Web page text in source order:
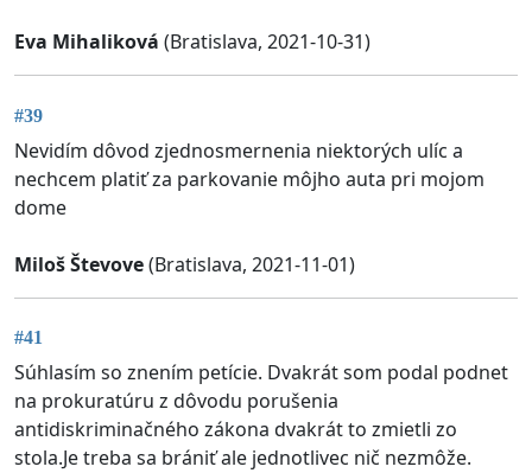
Eva Mihaliková (Bratislava, 2021-10-31)
#39
Nevidím dôvod zjednosmernenia niektorých ulíc a
nechcem platiť za parkovanie môjho auta pri mojom
dome
Miloš Števove(Bratislava, 2021-11-01)
#41
Súhlasím so znením petície. Dvakrát som podal podnet
na prokuratúru z dôvodu porušenia
antidiskriminačného zákona dvakrát to zmietli zo
stola.Je treba sa brániť ale jednotlivec nič nezmôže.